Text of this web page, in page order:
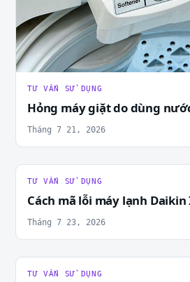
TƯ VẤN SỬ DỤNG
Hỏng máy giặt do dùng
Tháng 7 21, 2026
TƯ VẤN SỬ DỤNG
Cách mã lỗi máy lạnh
Tháng 7 23, 2026
TƯ VẤN SỬ DỤNG